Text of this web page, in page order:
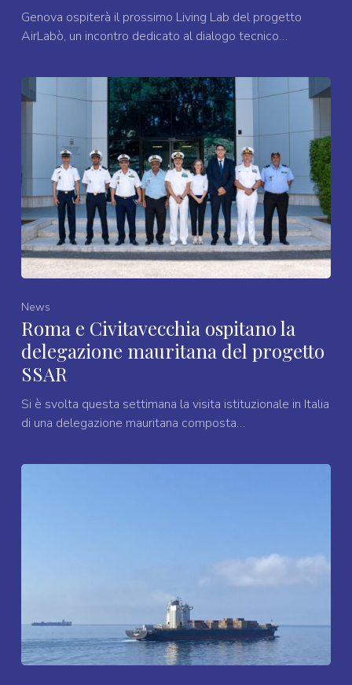
Genova ospiterà il prossimo Living Lab del progetto
AirLabò, un incontro dedicato al dialogo tecnico…
News
Roma e Civitavecchia ospitano la
delegazione mauritana del progetto
SSAR
Si è svolta questa settimana la visita istituzionale in Italia
di una delegazione mauritana composta…